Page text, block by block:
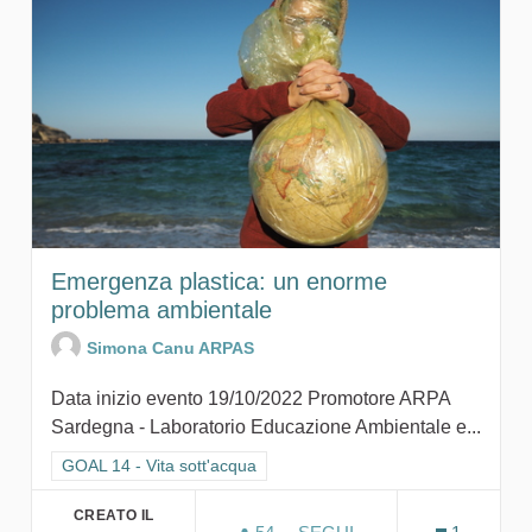
Emergenza plastica: un enorme
problema ambientale
Simona Canu ARPAS
Data inizio evento 19/10/2022 Promotore ARPA
Sardegna - Laboratorio Educazione Ambientale e...
Filtra i risultati per categoria: GOAL 14 - Vita sott'acqua
GOAL 14 - Vita sott'acqua
CREATO IL